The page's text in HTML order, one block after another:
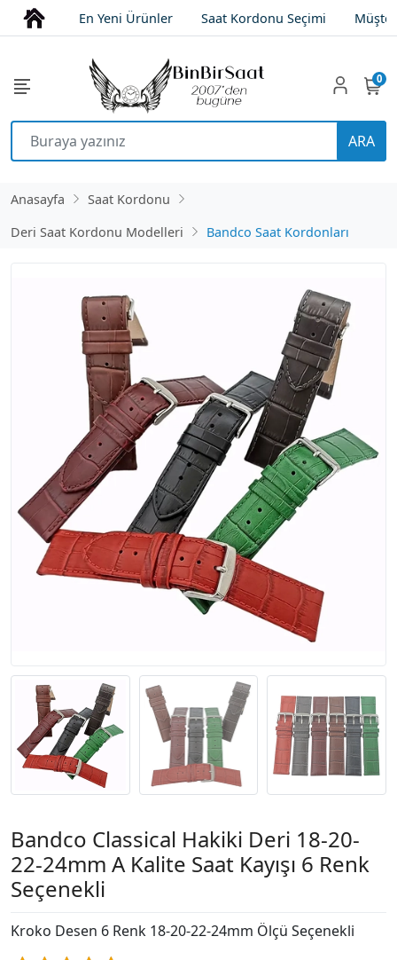
En Yeni Ürünler Saat Kordonu Seçimi
ARA
0
Anasayfa
Saat Kordonu
Deri Saat Kordonu Modelleri
Bandco Saat Kordonları
Bandco Classical Hakiki Deri 18-20-
22-24mm A Kalite Saat Kayışı 6 Renk
Seçenekli
Kroko Desen 6 Renk 18-20-22-24mm Ölçü Seçenekli